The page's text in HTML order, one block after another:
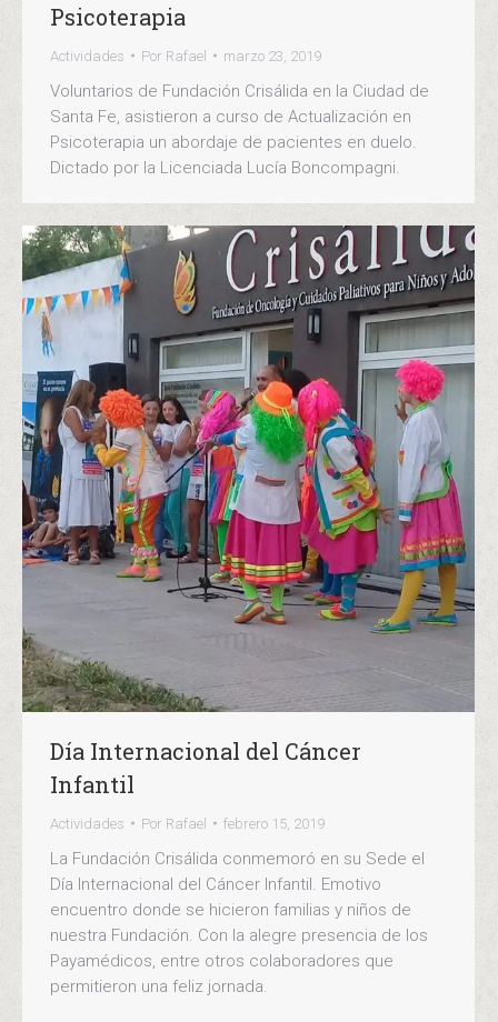
Psicoterapia
Actividades Por Rafael marzo 23, 2019
Voluntarios de Fundación Crisálida en la Ciudad de
Santa Fe, asistieron a curso de Actualización en
Psicoterapia un abordaje de pacientes en duelo.
Dictado por la Licenciada Lucía Boncompagni.
Día Internacional del Cáncer
Infantil
Actividades Por Rafael febrero 15, 2019
La Fundación Crisálida conmemoró en su Sede el
Día Internacional del Cáncer Infantil. Emotivo
encuentro donde se hicieron familias y niños de
nuestra Fundación. Con la alegre presencia de los
Payamédicos, entre otros colaboradores que
permitieron una feliz jornada.